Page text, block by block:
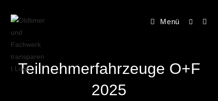
Menü
Teilnehmerfahrzeuge O+F
2025